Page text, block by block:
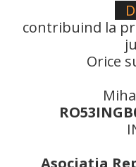
contribuind la
Orice
Asociaţia